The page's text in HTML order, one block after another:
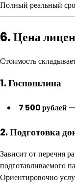
Полный реальный
6. Цена
Стоимость
1. Госпошлина
7 500 рублей —
2. Подготовка
Зависит от перечня
подготавливаемого
Ориентировочно